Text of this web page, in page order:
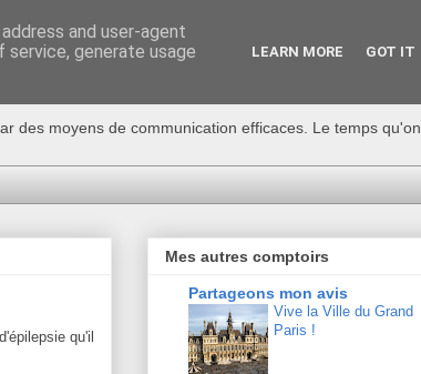
des moyens de communication efficaces. Le temps qu'on
qu'il
Mes autres comptoirs
Partageons mon avis
Vive la Ville du Grand
Paris !
and user-agent
generate usage
LEARN MORE GOT IT